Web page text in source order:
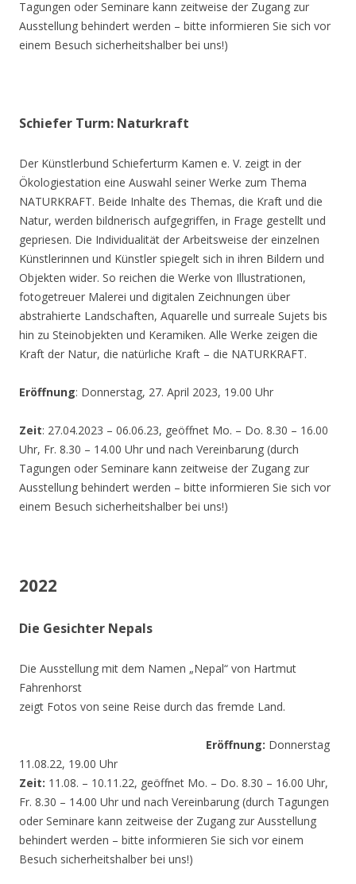
Tagungen oder Seminare kann zeitweise der Zugang zur
Ausstellung behindert werden – bitte informieren Sie sich vor
einem Besuch sicherheitshalber bei uns!)
Schiefer Turm: Naturkraft
Der Künstlerbund Schieferturm Kamen e. V. zeigt in der
Ökologiestation eine Auswahl seiner Werke zum Thema
NATURKRAFT. Beide Inhalte des Themas, die Kraft und die
Natur, werden bildnerisch aufgegriffen, in Frage gestellt und
gepriesen. Die Individualität der Arbeitsweise der einzelnen
Künstlerinnen und Künstler spiegelt sich in ihren Bildern und
Objekten wider. So reichen die Werke von Illustrationen,
fotogetreuer Malerei und digitalen Zeichnungen über
abstrahierte Landschaften, Aquarelle und surreale Sujets bis
hin zu Steinobjekten und Keramiken. Alle Werke zeigen die
Kraft der Natur, die natürliche Kraft – die NATURKRAFT.
Eröffnung: Donnerstag, 27. April 2023, 19.00 Uhr
Zeit: 27.04.2023 – 06.06.23, geöffnet Mo. – Do. 8.30 – 16.00
Uhr, Fr. 8.30 – 14.00 Uhr und nach Vereinbarung (durch
Tagungen oder Seminare kann zeitweise der Zugang zur
Ausstellung behindert werden – bitte informieren Sie sich vor
einem Besuch sicherheitshalber bei uns!)
2022
Die Gesichter Nepals
Die Ausstellung mit dem Namen „Nepal“ von Hartmut
Fahrenhorst
zeigt Fotos von seine Reise durch das fremde Land.
Eröffnung: Donnerstag
11.08.22, 19.00 Uhr
Zeit: 11.08. – 10.11.22, geöffnet Mo. – Do. 8.30 – 16.00 Uhr,
Fr. 8.30 – 14.00 Uhr und nach Vereinbarung (durch Tagungen
oder Seminare kann zeitweise der Zugang zur Ausstellung
behindert werden – bitte informieren Sie sich vor einem
Besuch sicherheitshalber bei uns!)